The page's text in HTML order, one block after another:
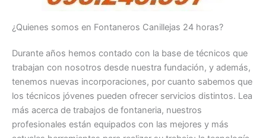
¿Quienes somos en Fontaneros Canillejas 24 horas?
Durante años hemos contado con la base de técnicos que
trabajan con nosotros desde nuestra fundación, y además,
tenemos nuevas incorporaciones, por cuanto sabemos que
los técnicos jóvenes pueden ofrecer servicios distintos. Lea
más acerca de trabajos de fontaneria, nuestros
profesionales están equipados con las mejores y más